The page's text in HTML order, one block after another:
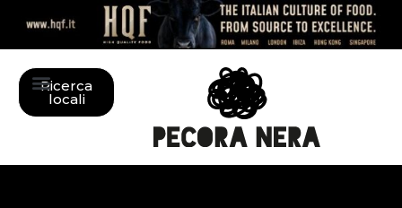
Ricerca
locali